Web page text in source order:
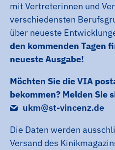
mit Vertreterinnen und
verschiedensten
über neueste
den kommenden Tagen
neueste Ausgabe!
Möchten Sie die VIA
bekommen? Melden Sie
ukm@st-vincenz.de
Die Daten werden
Versand des